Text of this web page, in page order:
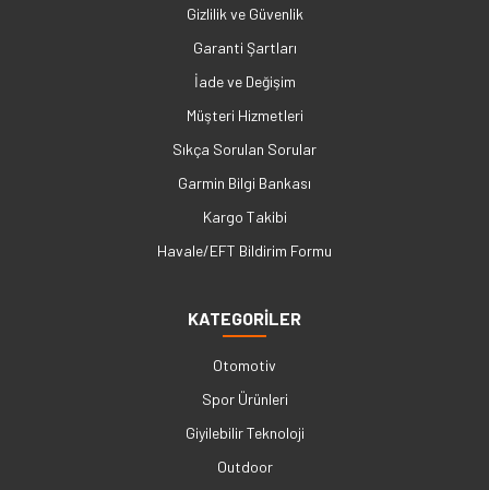
Gizlilik ve Güvenlik
Garanti Şartları
İade ve Değişim
Müşteri Hizmetleri
Sıkça Sorulan Sorular
Garmin Bilgi Bankası
Kargo Takibi
Havale/EFT Bildirim Formu
KATEGORİLER
Otomotiv
Spor Ürünleri
Giyilebilir Teknoloji
Outdoor